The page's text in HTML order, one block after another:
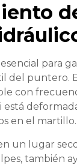
para
del puntero.
con
está
en el martillo.
un lugar
también